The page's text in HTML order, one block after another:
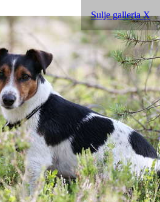
Sulje galleria X